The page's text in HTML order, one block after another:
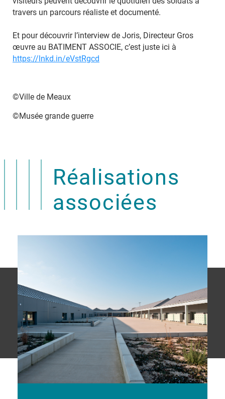
travers un parcours réaliste et documenté.
Et pour découvrir l’interview de Joris, Directeur Gros
œuvre au BATIMENT ASSOCIE, c’est juste ici à
https://lnkd.in/eVstRgcd
©Ville de Meaux
©Musée grande guerre
Réalisations
associées